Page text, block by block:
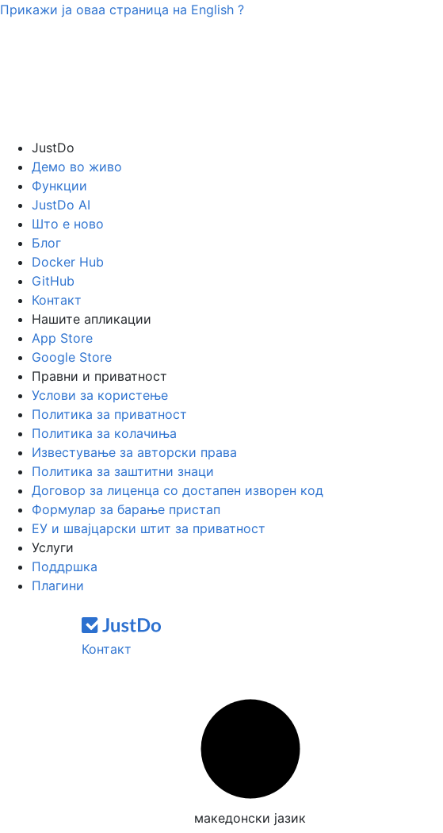
Прикажи ја оваа страница на English ?
JustDo
Демо во живо
Функции
JustDo AI
Што е ново
Блог
Docker Hub
GitHub
Контакт
Нашите апликации
App Store
Google Store
Правни и приватност
Услови за користење
Политика за приватност
Политика за колачиња
Известување за авторски права
Политика за заштитни знаци
Договор за лиценца со достапен изворен код
Формулар за барање пристап
ЕУ и швајцарски штит за приватност
Услуги
Поддршка
Плагини
Контакт
македонски јазик